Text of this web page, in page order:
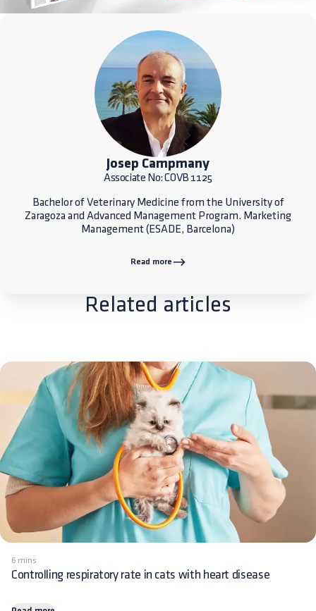
Josep Campmany
Associate No: COVB 1125
Bachelor of Veterinary Medicine from the University of
Zaragoza and Advanced Management Program. Marketing
Management (ESADE, Barcelona)
Read more
Related articles
6 mins
Controlling respiratory rate in cats with heart disease